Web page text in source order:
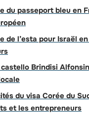
du passeport bleu en
de l’esta pour Israël
castello Brindisi
du visa Corée du
et les entrepreneurs